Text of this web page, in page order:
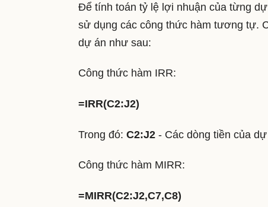
Để tính toán tỷ lệ lợi nhuận của từng
sử dụng các công thức hàm tương tự.
dự án như sau:
Công thức hàm IRR:
=IRR(C2:J2)
Trong đó: C2:J2 - Các dòng tiền của
Công thức hàm MIRR:
=MIRR(C2:J2,C7,C8)